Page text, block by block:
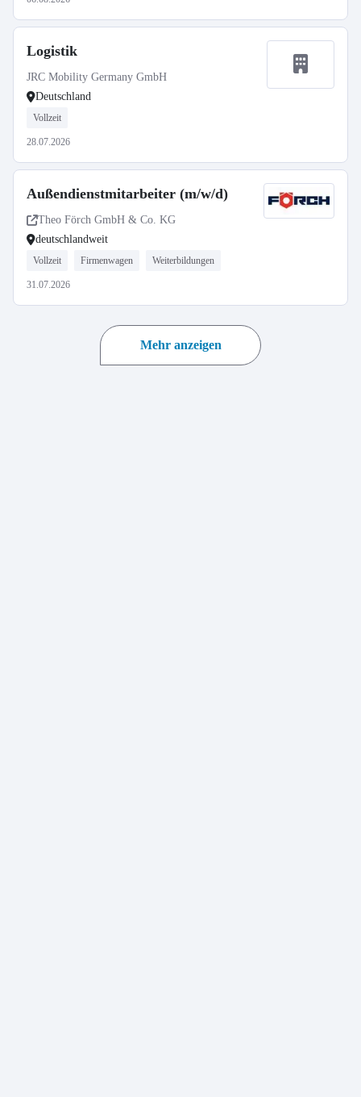
Logistik
JRC Mobility Germany GmbH
Deutschland
Vollzeit
28.07.2026
Außendienstmitarbeiter (m/w/d)
Theo Förch GmbH & Co. KG
deutschlandweit
Vollzeit Firmenwagen Weiterbildungen
31.07.2026
Mehr anzeigen